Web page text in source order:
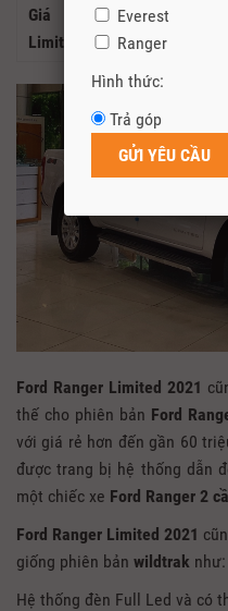
Giá Xe Ford Ranger
Limited 2.0L 4×4 AT 2021
Ford Ranger Limited 2021
thế cho phiên bản Ford
với giá rẻ hơn đến gần 60
được trang bị hệ thống dẫn
một chiếc xe Ford Ranger 2
Ford Ranger Limited 2021
giống phiên bản wildtrak như:
Hệ thống đèn Full Led và có
Everest
Ranger
Hình thức:
Trả góp